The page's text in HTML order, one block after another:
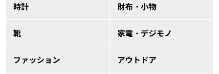
時計 財布・小物
靴 家電・デジモノ
ファッション アウトドア